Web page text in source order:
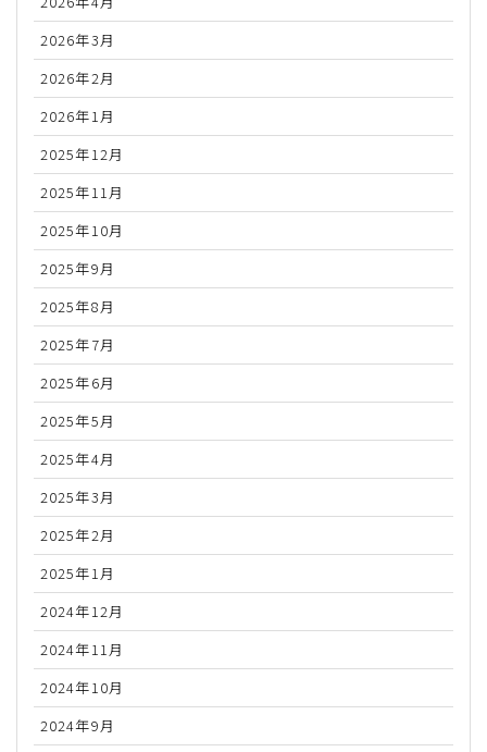
2026年3月
2026年2月
2026年1月
2025年12月
2025年11月
2025年10月
2025年9月
2025年8月
2025年7月
2025年6月
2025年5月
2025年4月
2025年3月
2025年2月
2025年1月
2024年12月
2024年11月
2024年10月
2024年9月